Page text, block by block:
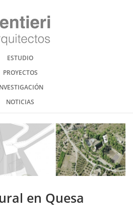
ESTUDIO
PROYECTOS
NOTICIAS
en Quesa